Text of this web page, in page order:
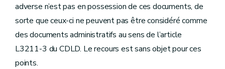
adverse n’est pas en possession de ces documents, de
sorte que ceux-ci ne peuvent pas être considéré comme
des documents administratifs au sens de l’article
L3211-3 du CDLD. Le recours est sans objet pour ces
points.